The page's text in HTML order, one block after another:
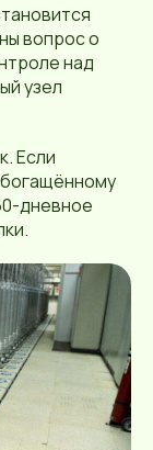
вопрос о
над
узел
Если
дневное